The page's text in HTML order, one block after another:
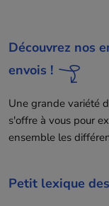
Découvrez nos
envois !
Une grande variété
s'offre à vous pour
ensemble les
Petit lexique